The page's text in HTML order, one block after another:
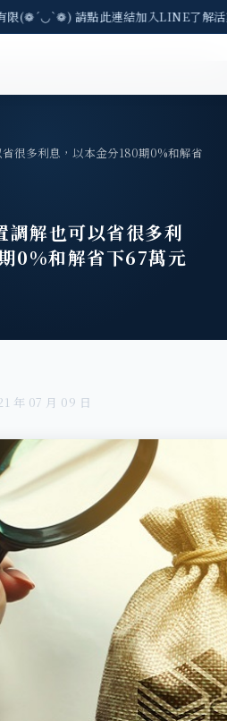
請點此連結加入LINE了解活
很多利息，以本金分180期0%和解省
調解也可以省很多利
0%和解省下67萬元
年 07 月 09 日